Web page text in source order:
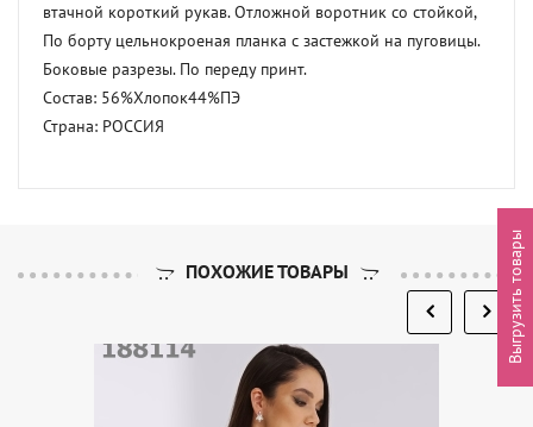
втачной короткий рукав. Отложной воротник со стойкой,
По борту цельнокроеная планка с застежкой на пуговицы.
Боковые разрезы. По переду принт.
Состав: 56%Хлопок44%ПЭ
Страна: РОССИЯ
ПОХОЖИЕ ТОВАРЫ Выгрузить товары